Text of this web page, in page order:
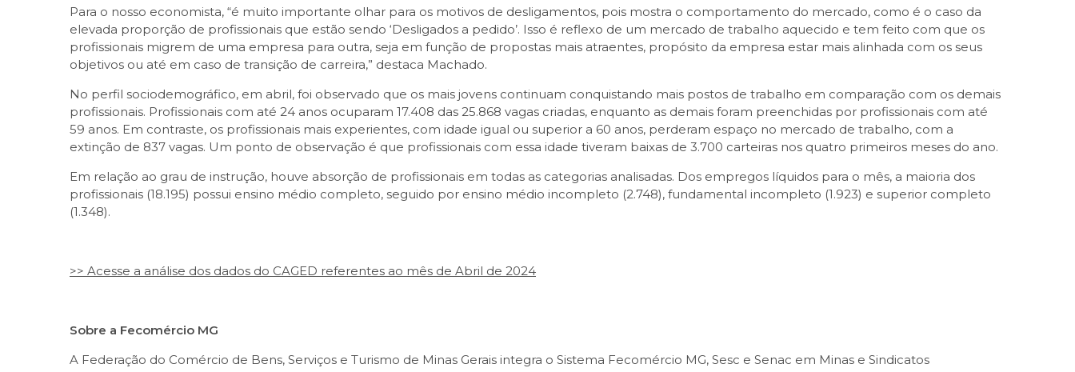
Para o nosso economista, “é muito importante olhar para os motivos de desligamentos, pois mostra o comportamento do mercado, como é o caso da
elevada proporção de profissionais que estão sendo ‘Desligados a pedido’. Isso é reflexo de um mercado de trabalho aquecido e tem feito com que os
profissionais migrem de uma empresa para outra, seja em função de propostas mais atraentes, propósito da empresa estar mais alinhada com os seus
objetivos ou até em caso de transição de carreira,” destaca Machado.
No perfil sociodemográfico, em abril, foi observado que os mais jovens continuam conquistando mais postos de trabalho em comparação com os demais
profissionais. Profissionais com até 24 anos ocuparam 17.408 das 25.868 vagas criadas, enquanto as demais foram preenchidas por profissionais com até
59 anos. Em contraste, os profissionais mais experientes, com idade igual ou superior a 60 anos, perderam espaço no mercado de trabalho, com a
extinção de 837 vagas. Um ponto de observação é que profissionais com essa idade tiveram baixas de 3.700 carteiras nos quatro primeiros meses do ano.
Em relação ao grau de instrução, houve absorção de profissionais em todas as categorias analisadas. Dos empregos líquidos para o mês, a maioria dos
profissionais (18.195) possui ensino médio completo, seguido por ensino médio incompleto (2.748), fundamental incompleto (1.923) e superior completo
(1.348).
>> Acesse a análise dos dados do CAGED referentes ao mês de Abril de 2024
Sobre a Fecomércio MG
A Federação do Comércio de Bens, Serviços e Turismo de Minas Gerais integra o Sistema Fecomércio MG, Sesc e Senac em Minas e Sindicatos